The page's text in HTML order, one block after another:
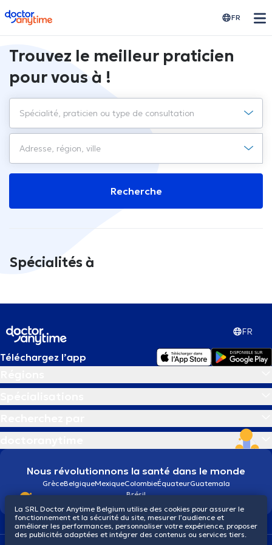
doctoranytime FR
Trouvez le meilleur praticien
pour vous à !
Recherche
Spécialités à
FR
Téléchargez l’app
Nous révolutionnons la santé dans le monde
GrèceBelgiqueMexiqueColombieÉquateurGuatemala
Brésil
La SRL Doctor Anytime Belgium utilise des cookies pour assurer le
fonctionnement et la sécurité du site, mesurer l’audience et
améliorer les performances, personnaliser votre expérience, proposer
des publicités adaptées et intégrer des contenus ou services tiers.